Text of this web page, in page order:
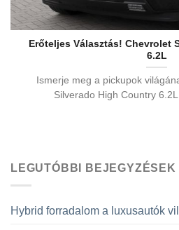
Erőteljes Választás! Chevrolet
6.2L
Ismerje meg a pickupok
Silverado High Country
LEGUTÓBBI BEJEGYZÉSEK
Hybrid forradalom a luxusautók